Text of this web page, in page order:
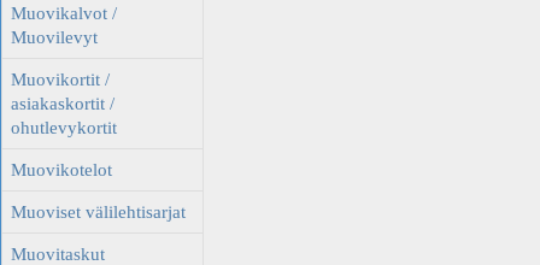
Muovikalvot /
Muovilevyt
Muovikortit /
asiakaskortit /
ohutlevykortit
Muovikotelot
Muoviset välilehtisarjat
Muovitaskut